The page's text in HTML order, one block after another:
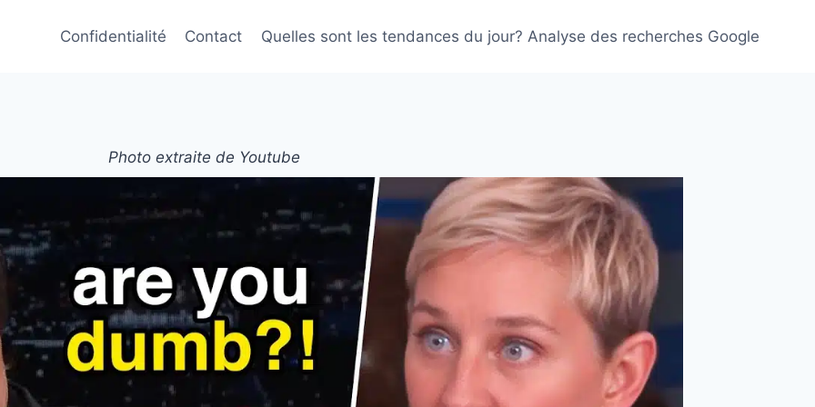
Confidentialité Contact Quelles sont les tendances du jour? Analyse des recherches Google
Photo extraite de Youtube